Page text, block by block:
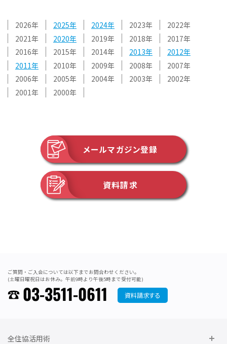
2026 2025 2024 2023
2022
2021
2020 2019 2018
2017
2016
2015 2014 2013
2012
2011
2010 2009 2008
2007
2006
2005 2004 2003
2002
2001
2000
メールマガジン登録
資料請求
ご質問・ご入会については以下までお問合わせください。
(土曜日曜祝日はお休み。午前9時より午後5時まで受付可能)
03-3511-0611 資料請求する
全住協活用術